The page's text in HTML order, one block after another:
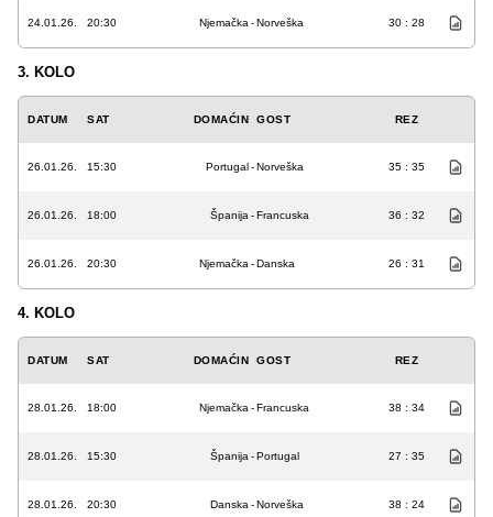
24.01.26. 20:30 Njemačka -Norveška 30 : 28
3. KOLO
DATUM SAT DOMAĆIN GOST REZ
26.01.26. 15:30 Portugal-Norveška 35 : 35
26.01.26. 18:00 Španija -Francuska 36 : 32
26.01.26. 20:30 Njemačka -Danska 26 : 31
4. KOLO
DATUM SAT DOMAĆIN GOST REZ
28.01.26. 18:00 Njemačka -Francuska 38 : 34
28.01.26. 15:30 Španija -Portugal 27 : 35
28.01.26. 20:30 Danska -Norveška 38 : 24